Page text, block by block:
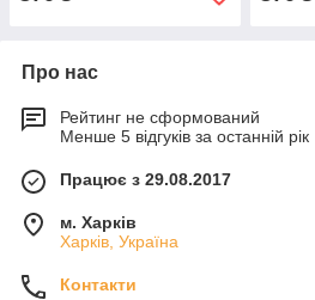
Про нас
Рейтинг не сформований
Менше 5 відгуків за останній рік
Працює з 29.08.2017
м. Харків
Харків, Україна
Контакти